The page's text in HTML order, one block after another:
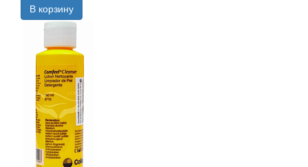
В корзину